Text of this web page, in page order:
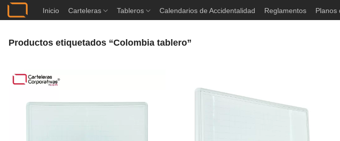
Saltar
al
Inicio Carteleras Tableros Calendarios de Accidentalidad Reglamentos Planos
Productos etiquetados “Colombia tablero”